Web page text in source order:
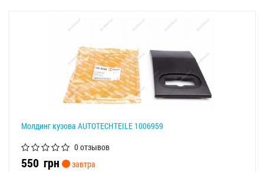
Молдинг кузова AUTOTECHTEILE 1006959
0 отзывов
550 грн
завтра